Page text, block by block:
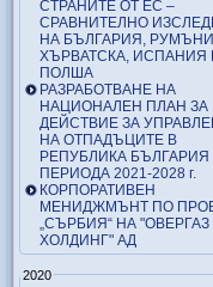
СТРАНИТЕ ОТ ЕС –
СРАВНИТЕЛНО
НА БЪЛГАРИЯ,
ХЪРВАТСКА, ИСПАНИЯ
ПОЛША
РАЗРАБОТВАНЕ НА
НАЦИОНАЛЕН ПЛАН ЗА
ДЕЙСТВИЕ ЗА
НА ОТПАДЪЦИТЕ В
РЕПУБЛИКА БЪЛГАРИЯ
ПЕРИОДА 2021-2028 г.
КОРПОРАТИВЕН
МЕНИДЖМЪНТ ПО
„СЪРБИЯ“ НА "ОВЕРГАЗ
ХОЛДИНГ" АД
2020